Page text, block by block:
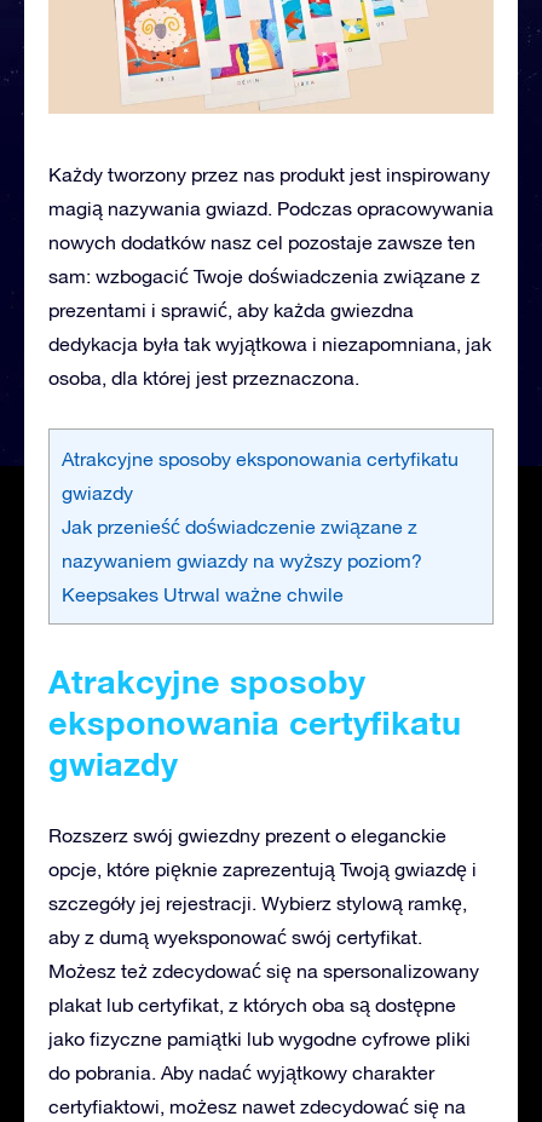
Każdy tworzony przez nas produkt jest inspirowany
magią nazywania gwiazd. Podczas opracowywania
nowych dodatków nasz cel pozostaje zawsze ten
sam: wzbogacić Twoje doświadczenia związane z
prezentami i sprawić, aby każda gwiezdna
dedykacja była tak wyjątkowa i niezapomniana, jak
osoba, dla której jest przeznaczona.
Atrakcyjne sposoby eksponowania certyfikatu
gwiazdy
Jak przenieść doświadczenie związane z
nazywaniem gwiazdy na wyższy poziom?
Keepsakes Utrwal ważne chwile
Atrakcyjne sposoby
eksponowania certyfikatu
gwiazdy
Rozszerz swój gwiezdny prezent o eleganckie
opcje, które pięknie zaprezentują Twoją gwiazdę i
szczegóły jej rejestracji. Wybierz stylową ramkę,
aby z dumą wyeksponować swój certyfikat.
Możesz też zdecydować się na spersonalizowany
plakat lub certyfikat, z których oba są dostępne
jako fizyczne pamiątki lub wygodne cyfrowe pliki
do pobrania. Aby nadać wyjątkowy charakter
certyfiaktowi, możesz nawet zdecydować się na